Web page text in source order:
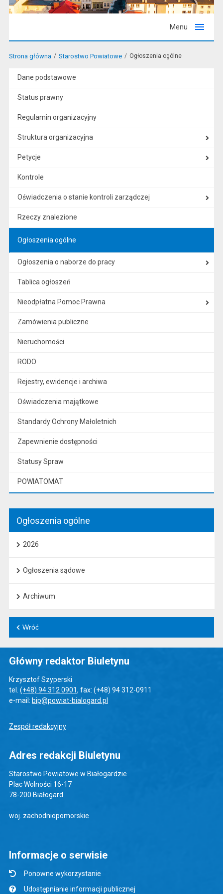
Menu
Strona główna Starostwo Powiatowe Ogłoszenia ogólne
Dane podstawowe
Status prawny
Regulamin organizacyjny
Struktura organizacyjna
Petycje
Kontrole
Oświadczenia o stanie kontroli zarządczej
Rzeczy znalezione
Ogłoszenia ogólne
Ogłoszenia o naborze do pracy
Tablica ogłoszeń
Nieodpłatna Pomoc Prawna
Zamówienia publiczne
Nieruchomości
RODO
Rejestry, ewidencje i archiwa
Oświadczenia majątkowe
Standardy Ochrony Małoletnich
Zapewnienie dostępności
Statusy Spraw
POWIATOMAT
Ogłoszenia ogólne
2026
Ogłoszenia sądowe
Archiwum
Wróć
Główny redaktor Biuletynu
Krzysztof Szyperski
tel. (+48) 94 312 0901, fax: (+48) 94 312-0911
e-mail: bip@powiat-bialogard.pl
Zespół redakcyjny
Adres redakcji Biuletynu
Starostwo Powiatowe w Białogardzie
Plac Wolności 16-17
78-200 Białogard
woj. zachodniopomorskie
Informacje o serwisie
Ponowne wykorzystanie
Udostępnianie informacji publicznej